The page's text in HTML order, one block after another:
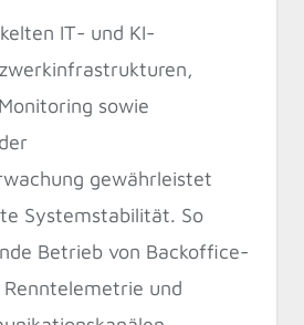
IT- und KI-
sowie
gewährleistet
Systemstabilität. So
Betrieb von Backoffice-
und